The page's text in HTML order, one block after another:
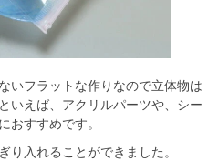
いフラットな作りなので立体物は
いえば、アクリルパーツや、シー
おすすめです。
り入れることができました。